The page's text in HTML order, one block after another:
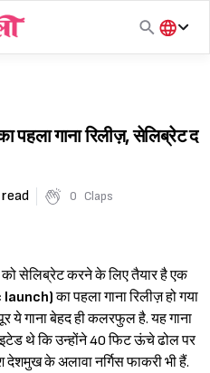
हिंदी
गाना रिलीज़, सेलिब्रेट द
0 Claps
सेलिब्रेट करने के लिए तैयार है एक
launch)का पहला गाना रिलीज़ हो गया
ये गाना बेहद ही कलरफुल है. यह गाना
थे कि उन्होंने 40 फिट ऊंचे ढोल पर
के अलावा नर्गिस फाकरी भी हैं.